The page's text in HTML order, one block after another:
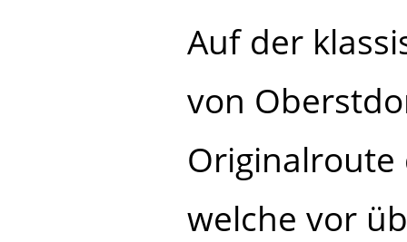
Auf der
von
Originalroute
welche vor